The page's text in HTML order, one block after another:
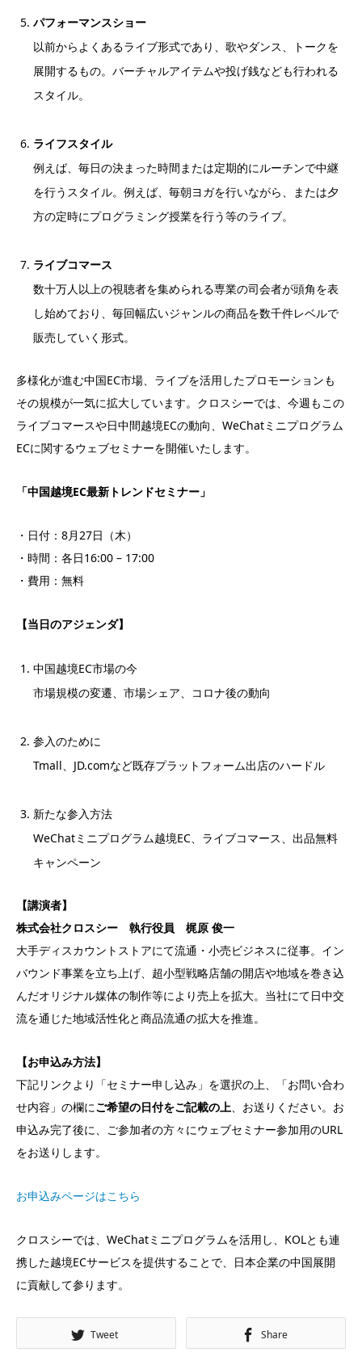
パフォーマンスショー
以前からよくあるライブ形式であり、歌やダンス、トークを
展開するもの。バーチャルアイテムや投げ銭なども行われる
スタイル。
ライフスタイル
例えば、毎日の決まった時間または定期的にルーチンで中継
を行うスタイル。例えば、毎朝ヨガを行いながら、または夕
方の定時にプログラミング授業を行う等のライブ。
ライブコマース
数十万人以上の視聴者を集められる専業の司会者が頭角を表
し始めており、毎回幅広いジャンルの商品を数千件レベルで
販売していく形式。
多様化が進む中国EC市場、ライブを活用したプロモーションも
その規模が一気に拡大しています。クロスシーでは、今週もこの
ライブコマースや日中間越境ECの動向、WeChatミニプログラム
ECに関するウェブセミナーを開催いたします。
「中国越境EC最新トレンドセミナー」
・日付：8月27日（木）
・時間：各日16:00 – 17:00
・費用：無料
【当日のアジェンダ】
中国越境EC市場の今
市場規模の変遷、市場シェア、コロナ後の動向
参入のために
Tmall、JD.comなど既存プラットフォーム出店のハードル
新たな参入方法
WeChatミニプログラム越境EC、ライブコマース、出品無料
キャンペーン
【講演者】
株式会社クロスシー 執行役員 梶原 俊一
大手ディスカウントストアにて流通・小売ビジネスに従事。イン
バウンド事業を立ち上げ、超小型戦略店舗の開店や地域を巻き込
んだオリジナル媒体の制作等により売上を拡大。当社にて日中交
流を通じた地域活性化と商品流通の拡大を推進。
【お申込み方法】
下記リンクより「セミナー申し込み」を選択の上、「お問い合わ
せ内容」の欄にご希望の日付をご記載の上、お送りください。お
申込み完了後に、ご参加者の方々にウェブセミナー参加用のURL
をお送りします。
お申込みページはこちら
クロスシーでは、WeChatミニプログラムを活用し、KOLとも連
携した越境ECサービスを提供することで、日本企業の中国展開
に貢献して参ります。
Tweet Share